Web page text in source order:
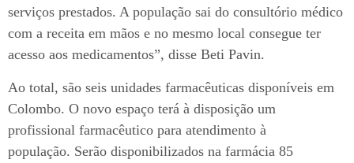
serviços prestados. A população sai do consultório médico
com a receita em mãos e no mesmo local consegue ter
acesso aos medicamentos”, disse Beti Pavin.
Ao total, são seis unidades farmacêuticas disponíveis em
Colombo. O novo espaço terá à disposição um
profissional farmacêutico para atendimento à
população. Serão disponibilizados na farmácia 85